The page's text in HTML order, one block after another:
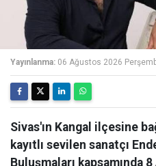
Yayınlanma: 06 Ağustos 2026
Sivas'ın Kangal ilçesine
kayıtlı sevilen sanatçı
Buluşmaları kapsamında